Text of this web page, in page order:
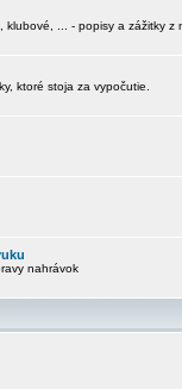
... - popisy a zážitky z
ktoré stoja za vypočutie.
nahrávok